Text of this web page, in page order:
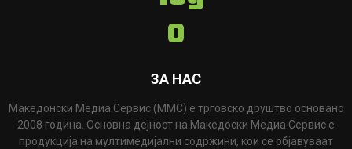
ЗА НАС
Македонски Медиа Сервис (ММС) е трговско друштво основано
2008 година. Основна дејност на Македоски Медиа Сервис е
продукција на мултимедијални содржини, кои се објавуваат